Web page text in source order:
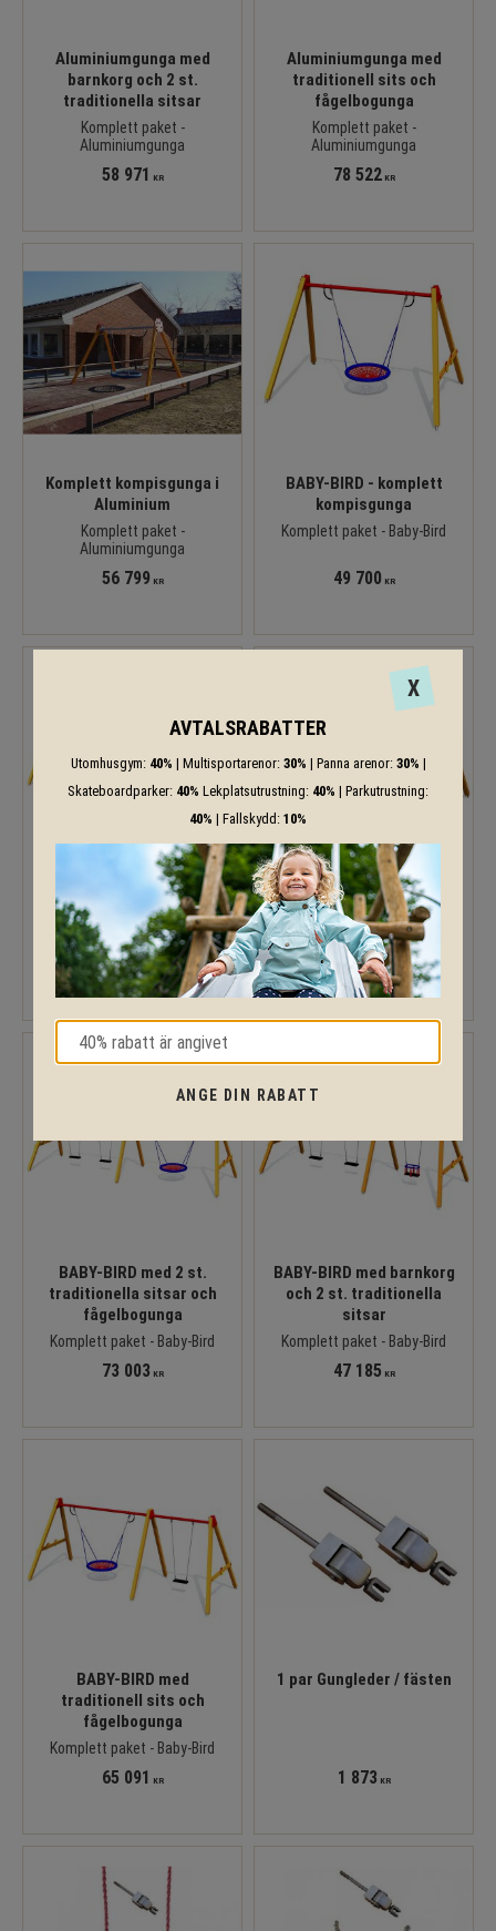
Aluminiumgunga med
barnkorg och 2 st.
traditionella sitsar
Komplett paket -
Aluminiumgunga
58 971 KR
Aluminiumgunga med
traditionell sits och
fågelbogunga
Komplett paket -
Aluminiumgunga
78 522KR
Komplett kompisgunga i
Aluminium
Komplett paket -
Aluminiumgunga
56 799 KR
BABY-BIRD - komplett
kompisgunga
Komplett paket - Baby-Bird
49 700 KR
BABY-BIRD med 2 st.
fågelbogungor
Komplett paket - Baby-Bird
90 826KR
BABY-BIRD med 2 st.
traditionella sitsar
Komplett paket - Baby-Bird
31 818KR
BABY-BIRD med 2 st.
traditionella sitsar och
fågelbogunga
Komplett paket - Baby-Bird
73 003 KR
BABY-BIRD med barnkorg
och 2 st. traditionella
sitsar
Komplett paket - Baby-Bird
47 185 KR
BABY-BIRD med
traditionell sits och
fågelbogunga
Komplett paket - Baby-Bird
65 091 KR
1 par Gungleder / fästen
1 873 KR
X
AVTALSRABATTER
Utomhusgym: 40% | Multisportarenor: 30% | Panna arenor: 30% |
Skateboardparker: 40% Lekplatsutrustning: 40% | Parkutrustning:
40% | Fallskydd: 10%
ANGE DIN RABATT